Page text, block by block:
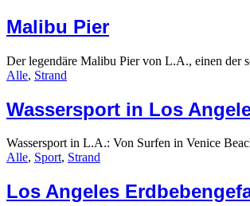
Malibu Pier
Der legendäre Malibu Pier von L.A., einen der
Alle, Strand
Wassersport in Los
Wassersport in L.A.: Von Surfen in Venice
Alle, Sport, Strand
Los Angeles